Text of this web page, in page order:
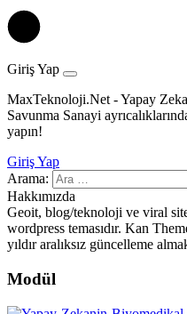
Giriş Yap
MaxTeknoloji.Net - Yapay
Savunma Sanayi
yapın!
Giriş Yap
Arama:
Hakkımızda
Geoit, blog/teknoloji ve viral
wordpress temasıdır. Kan
yıldır aralıksız güncelleme
Modül